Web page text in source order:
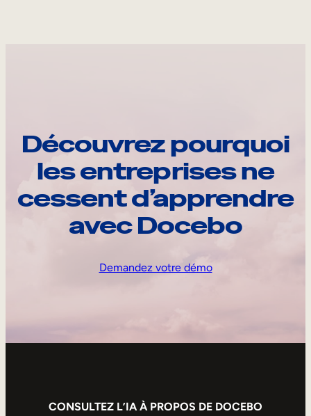
Découvrez pourquoi
les entreprises ne
cessent d’apprendre
avec Docebo
Demandez votre démo
CONSULTEZ L’IA À PROPOS DE DOCEBO